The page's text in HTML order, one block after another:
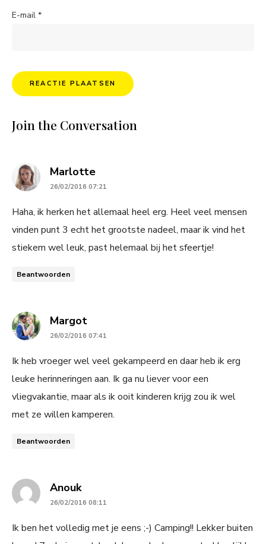
E-mail *
Join the Conversation
Marlottesays:
26/02/2016 07:21
Haha, ik herken het allemaal heel erg. Heel veel mensen
vinden punt 3 echt het grootste nadeel, maar ik vind het
stiekem wel leuk, past helemaal bij het sfeertje!
Beantwoorden
Margotsays:
26/02/2016 07:41
Ik heb vroeger wel veel gekampeerd en daar heb ik erg
leuke herinneringen aan. Ik ga nu liever voor een
vliegvakantie, maar als ik ooit kinderen krijg zou ik wel
met ze willen kamperen.
Beantwoorden
Anouksays:
26/02/2016 08:11
Ik ben het volledig met je eens ;-) Camping!! Lekker buiten